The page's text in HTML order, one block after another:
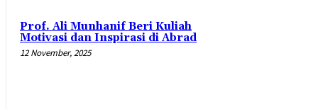
Prof. Ali Munhanif Beri Kuliah
Motivasi dan Inspirasi di Abrad
12 November, 2025